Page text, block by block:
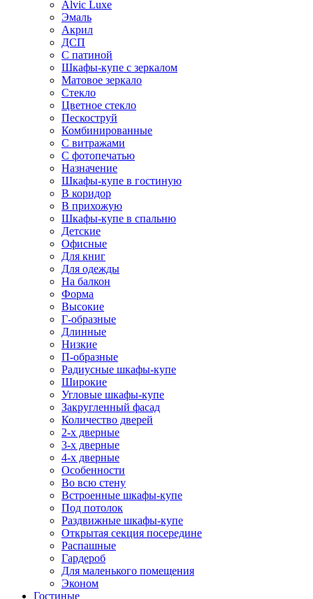
Alvic Luxe
Эмаль
Акрил
ДСП
С патиной
Шкафы-купе с зеркалом
Матовое зеркало
Стекло
Цветное стекло
Пескоструй
Комбинированные
С витражами
С фотопечатью
Назначение
Шкафы-купе в гостиную
В коридор
В прихожую
Шкафы-купе в спальню
Детские
Офисные
Для книг
Для одежды
На балкон
Форма
Высокие
Г-образные
Длинные
Низкие
П-образные
Радиусные шкафы-купе
Широкие
Угловые шкафы-купе
Закругленный фасад
Количество дверей
2-х дверные
3-х дверные
4-х дверные
Особенности
Во всю стену
Встроенные шкафы-купе
Под потолок
Раздвижные шкафы-купе
Открытая секция посередине
Распашные
Гардероб
Для маленького помещения
Эконом
Гостиные